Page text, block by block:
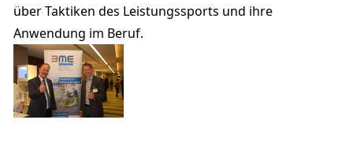
über Taktiken des Leistungssports und ihre
Anwendung im Beruf.